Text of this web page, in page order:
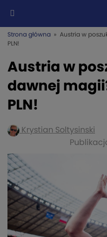
Strona główna » Austria w
PLN!
Austria w
dawnej
PLN!
Krystian Soltysinski